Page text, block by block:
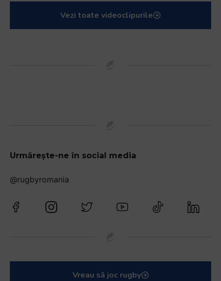
Vezi toate videoclipurile
Urmărește-ne în social media
@rugbyromania
Vreau să joc rugby